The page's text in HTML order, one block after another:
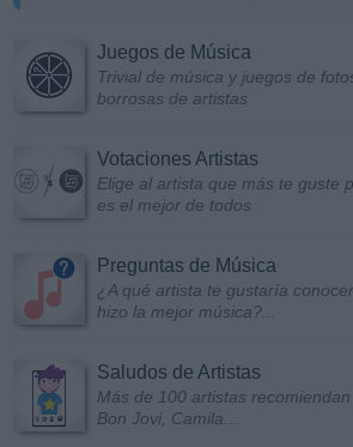
Juegos de Música
Trivial de música y juegos de
borrosas de artistas
Votaciones Artistas
Elige al artista que más te guste
es el mejor de todos
Preguntas de Música
¿A qué artista te gustaría
hizo la mejor música?...
Saludos de Artistas
Más de 100 artistas
Bon Jovi, Camila...